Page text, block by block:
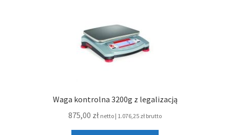
Waga kontrolna 3200g z legalizacją
875,00 zł netto | 1.076,25 zł brutto